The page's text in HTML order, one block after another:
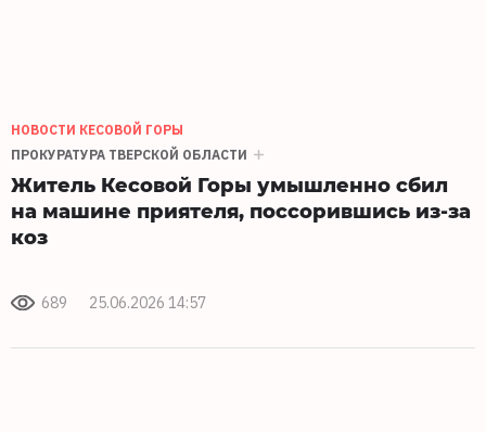
НОВОСТИ КЕСОВОЙ ГОРЫ
ПРОКУРАТУРА ТВЕРСКОЙ ОБЛАСТИ
Житель Кесовой Горы умышленно сбил
на машине приятеля, поссорившись из-за
коз
689 25.06.2026 14:57